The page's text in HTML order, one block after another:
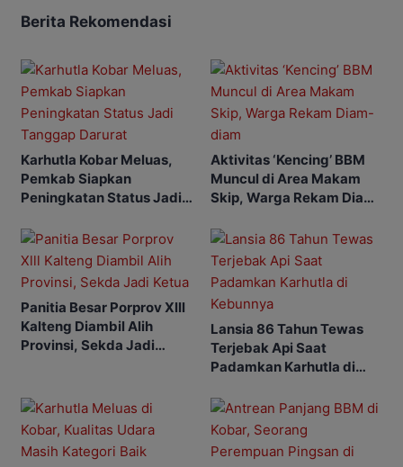
Berita Rekomendasi
Karhutla Kobar Meluas,
Pemkab Siapkan
Peningkatan Status Jadi
Aktivitas ‘Kencing’ BBM
Muncul di Area Makam
Skip, Warga Rekam Diam-
Panitia Besar Porprov Xlll
Kalteng Diambil Alih
Provinsi, Sekda Jadi
Lansia 86 Tahun Tewas
Terjebak Api Saat
Padamkan Karhutla di